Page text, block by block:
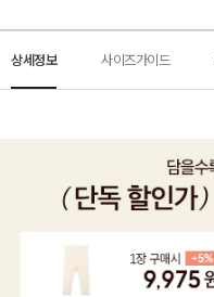
상세정보 사이즈가이드